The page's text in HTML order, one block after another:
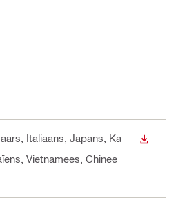
Italiaans, Japans, Ka
Vietnamees, Chinee